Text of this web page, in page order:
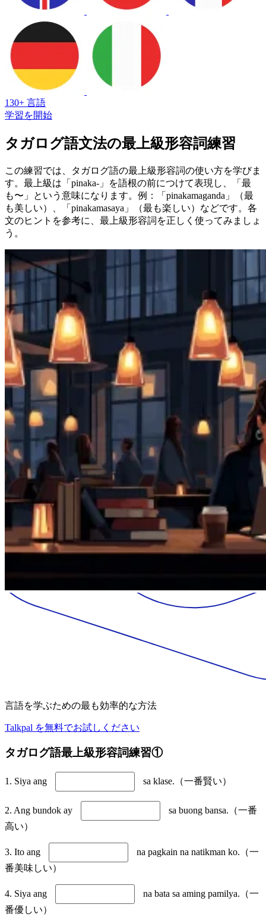
130+ 言語
学習を開始
タガログ語文法の最上級形容詞練習
この練習では、タガログ語の最上級形容詞の使い方を学びま
す。最上級は「pinaka-」を語根の前につけて表現し、「最
も〜」という意味になります。例：「pinakamaganda」（最
も美しい）、「pinakamasaya」（最も楽しい）などです。各
文のヒントを参考に、最上級形容詞を正しく使ってみましょ
う。
言語を学ぶための最も効率的な方法
Talkpal を無料でお試しください
タガログ語最上級形容詞練習①
1. Siya ang sa klase.（一番賢い）
2. Ang bundok ay
sa buong bansa.（一番
高い）
3. Ito ang
na pagkain na natikman ko.（一
番美味しい）
4. Siya ang
na bata sa aming pamilya.（一
番優しい）